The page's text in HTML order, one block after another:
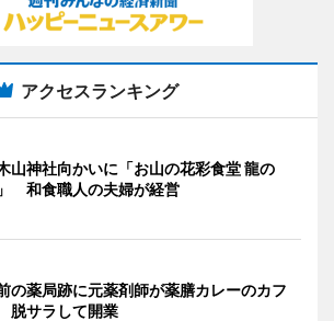
アクセスランキング
山神社向かいに「お山の花彩食堂 龍の
和食職人の夫婦が経営
の薬局跡に元薬剤師が薬膳カレーのカフ
脱サラして開業